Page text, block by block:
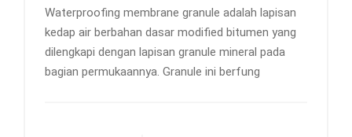
Waterproofing membrane granule adalah lapisan
kedap air berbahan dasar modified bitumen yang
dilengkapi dengan lapisan granule mineral pada
bagian permukaannya. Granule ini berfung